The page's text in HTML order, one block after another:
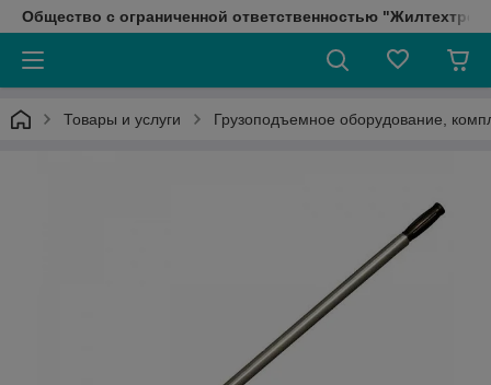
Общество с ограниченной ответственностью
Товары и услуги Грузоподъемное оборудование,